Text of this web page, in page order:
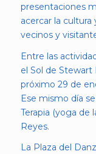
presentaciones
acercar la cultura
vecinos y
Entre las
el Sol de Stewart
próximo 29 de
Ese mismo día
Terapia (yoga de
Reyes.
La Plaza del